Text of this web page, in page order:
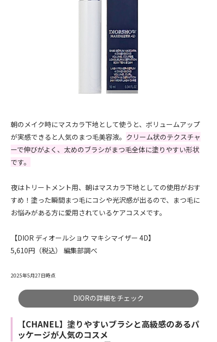
朝のメイク時にマスカラ下地として使うと、ボリュームアップ
が実感できると人気のまつ毛美容液。 クリーム状のテクスチャ
ーで伸びがよく、太めのブラシがまつ毛全体に塗りやすい形状
です。
夜はトリートメント用、朝はマスカラ下地としての使用がおす
すめ！塗った瞬間まつ毛にコシや光沢感が出るので、まつ毛に
お悩みがある方に愛用されているケアコスメです。
【DIOR ディオールショウ マキシマイザー 4D】
5,610円（税込） 編集部調べ
2025年5月27日時点
DIORの詳細をチェック
【CHANEL】塗りやすいブラシと高級感のあるパ
ッケージが人気のコスメ